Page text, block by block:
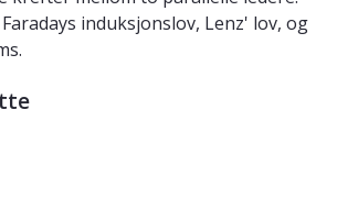
induksjonslov, Lenz' lov, og